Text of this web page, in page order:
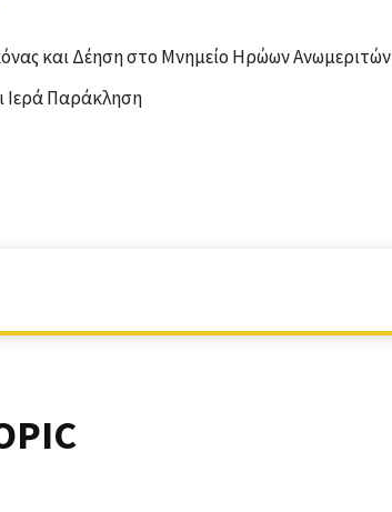
και Δέηση στο Μνημείο Ηρώων Ανωμεριτών
Ιερά Παράκληση